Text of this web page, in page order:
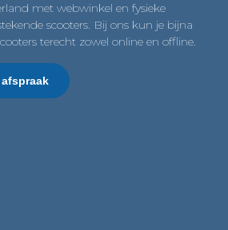
met webwinkel en fysieke
scooters. Bij ons kun je bijna
terecht zowel online en offline.